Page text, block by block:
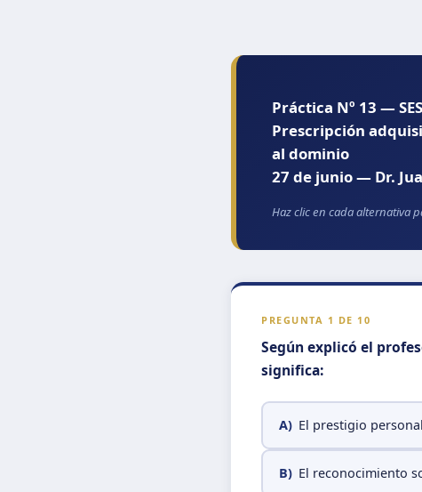
Práctica Nº 13 —
Prescripción
al dominio
27 de junio — Dr.
Haz clic en cada alternativa
PREGUNTA 1 DE 10
Según explicó el
significa:
A) El prestigio
B) El reconocimiento